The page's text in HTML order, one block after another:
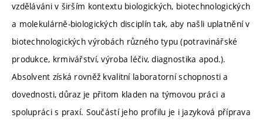
vzděláváni v širším kontextu biologických, biotechnologických
a molekulárně-biologických disciplín tak, aby našli uplatnění v
biotechnologických výrobách různého typu (potravinářské
produkce, krmivářství, výroba léčiv, diagnostika apod.).
Absolvent získá rovněž kvalitní laboratorní schopnosti a
dovednosti, důraz je přitom kladen na týmovou práci a
spolupráci s praxí. Součástí jeho profilu je i jazyková příprava